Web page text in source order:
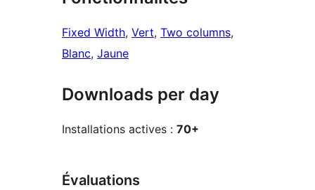
Fixed Width, Vert, Two columns
Blanc, Jaune
Downloads per day
Installations actives : 70+
Évaluations